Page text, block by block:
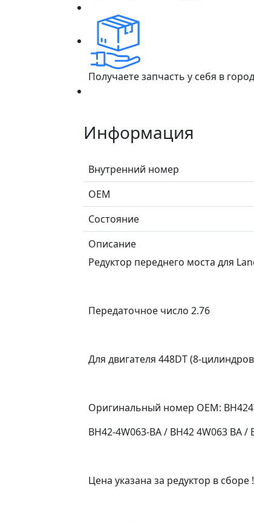
Получаете запчасть у себя в
Информация
Внутренний номер
ОЕМ
Состояние
Описание
Редуктор переднего моста для
Передаточное число 2.76
Для двигателя 448DT (8-
Оригинальный номер OEM:
BH42-4W063-BA / BH42 4W063 BA /
Цена указана за редуктор в сборе !